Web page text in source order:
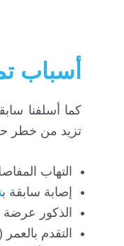
أسباب
كما أسلفنا
تزيد من خطر
التهاب
إصابة سابقة ب
الذكور
التقدم بالعمر